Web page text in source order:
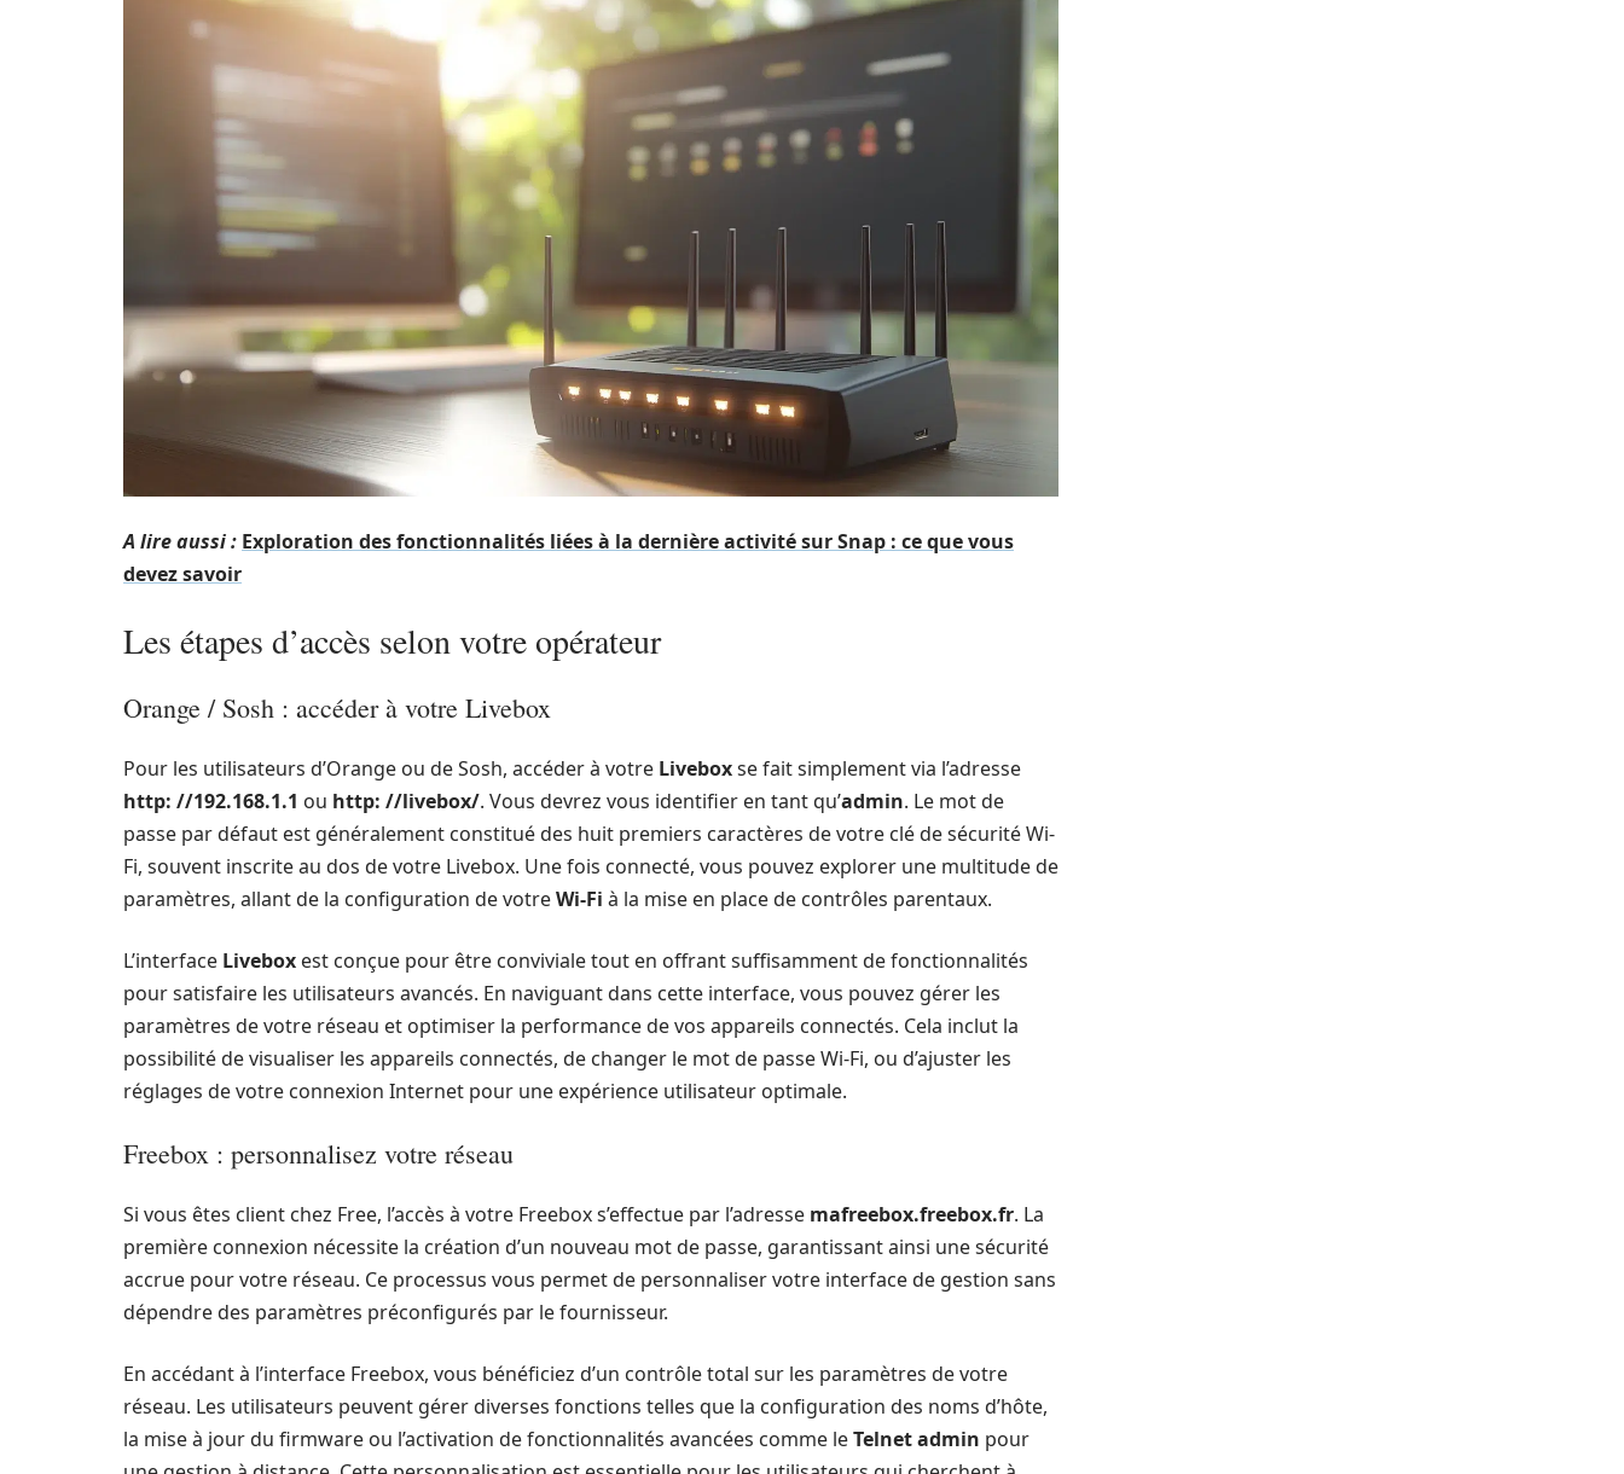
A lire aussi : Exploration des fonctionnalités liées à la dernière activité sur Snap : ce que vous
devez savoir
Les étapes d’accès selon votre opérateur
Orange / Sosh : accéder à votre Livebox
Pour les utilisateurs d’Orange ou de Sosh, accéder à votre Liveboxse fait simplement via l’adresse
http: //192.168.1.1 ou http: //livebox/. Vous devrez vous identifier en tant qu’admin. Le mot de
passe par défaut est généralement constitué des huit premiers caractères de votre clé de sécurité Wi-
Fi, souvent inscrite au dos de votre Livebox. Une fois connecté, vous pouvez explorer une multitude de
paramètres, allant de la configuration de votreWi-Fi à la mise en place de contrôles parentaux.
L’interface Livebox est conçue pour être conviviale tout en offrant suffisamment de fonctionnalités
pour satisfaire les utilisateurs avancés. En naviguant dans cette interface, vous pouvez gérer les
paramètres de votre réseau et optimiser la performance de vos appareils connectés. Cela inclut la
possibilité de visualiser les appareils connectés, de changer le mot de passe Wi-Fi, ou d’ajuster les
réglages de votre connexion Internet pour une expérience utilisateur optimale.
Freebox : personnalisez votre réseau
Si vous êtes client chez Free, l’accès à votre Freebox s’effectue par l’adresse mafreebox.freebox.fr. La
première connexion nécessite la création d’un nouveau mot de passe, garantissant ainsi une sécurité
accrue pour votre réseau. Ce processus vous permet de personnaliser votre interface de gestion sans
dépendre des paramètres préconfigurés par le fournisseur.
En accédant à l’interface Freebox, vous bénéficiez d’un contrôle total sur les paramètres de votre
réseau. Les utilisateurs peuvent gérer diverses fonctions telles que la configuration des noms d’hôte,
la mise à jour du firmware ou l’activation de fonctionnalités avancées comme leTelnet admin pour